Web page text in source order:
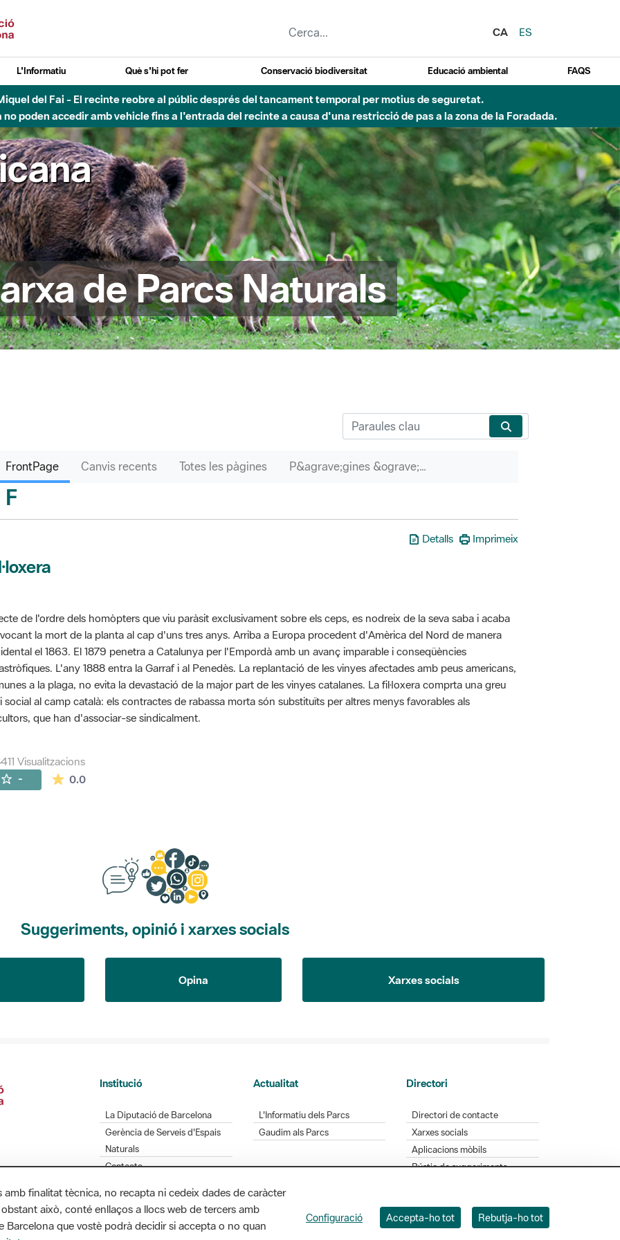
CA
ES
L'Informatiu Què s'hi pot fer Conservació biodiversitat Educació ambiental FAQS
del Fai - El recinte reobre al públic després del tancament temporal per motius de seguretat.
poden accedir amb vehicle fins a l'entrada del recinte a causa d'una restricció de pas a la zona de la Foradada.
de Parcs Naturals
FrontPage Canvis recents Totes les pàgines P&agrave;gines &ograve;rfenes
F
Detalls Imprimeix
de l'ordre dels homòpters que viu paràsit exclusivament sobre els ceps, es nodreix de la seva saba i acaba
la mort de la planta al cap d'uns tres anys. Arriba a Europa procedent d'Amèrica del Nord de manera
el 1863. El 1879 penetra a Catalunya per l'Empordà amb un avanç imparable i conseqüències
L'any 1888 entra la Garraf i al Penedès. La replantació de les vinyes afectades amb peus americans,
a la plaga, no evita la devastació de la major part de les vinyes catalanes. La fil·loxera comprta una greu
social al camp català: els contractes de rabassa morta són substituïts per altres menys favorables als
que han d'associar-se sindicalment.
Visualitzacions
- 0.0La mitjana de les valoracions és de 0 estrelles de 5.
Suggeriments, opinió i xarxes socials
Opina Xarxes socials
Institució
La Diputació de Barcelona
Gerència de Serveis d'Espais
Naturals
Contacte
Actualitat
L'Informatiu dels Parcs
Gaudim als Parcs
Directori
Directori de contacte
Xarxes socials
Aplicacions mòbils
Bústia de suggeriments
Diputació de Barcelona. Edifici Llacuna, 1a planta. Badajoz, 49. 08005 Barcelona. Tel. 934 022 428
finalitat tècnica, no recapta ni cedeix dades de caràcter
això, conté enllaços a llocs web de tercers amb
Barcelona que vostè podrà decidir si accepta o no quan
Configuració Accepta-ho tot Rebutja-ho tot